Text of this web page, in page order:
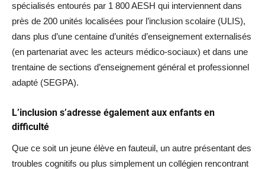
spécialisés entourés par 1 800 AESH qui interviennent dans
près de 200 unités localisées pour l’inclusion scolaire (ULIS),
dans plus d’une centaine d’unités d’enseignement externalisés
(en partenariat avec les acteurs médico-sociaux) et dans une
trentaine de sections d’enseignement général et professionnel
adapté (SEGPA).
L’inclusion s’adresse également aux enfants en
difficulté
Que ce soit un jeune élève en fauteuil, un autre présentant des
troubles cognitifs ou plus simplement un collégien rencontrant